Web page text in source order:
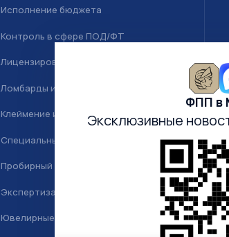
Исполнение бюджета
Контроль в сфере ПОД/ФТ
Лицензирование
Ломбарды и скупка
Клеймение и маркировка
Специальный учет
Пробирный надзор
Экспертиза
Ювелирные камни
ФПП в
Эксклюзивные